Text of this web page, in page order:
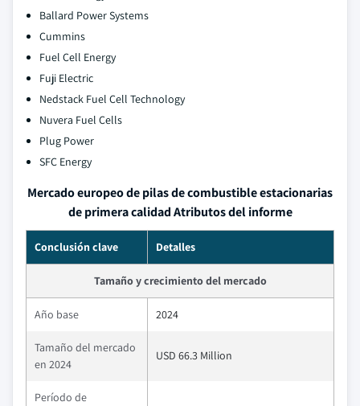
Ballard Power Systems
Cummins
Fuel Cell Energy
Fuji Electric
Nedstack Fuel Cell Technology
Nuvera Fuel Cells
Plug Power
SFC Energy
Mercado europeo de pilas de combustible estacionarias
de primera calidad Atributos del informe
Conclusión clave Detalles
Tamaño y crecimiento del mercado
Año base 2024
Tamaño del mercado
en 2024
USD 66.3 Million
Período de